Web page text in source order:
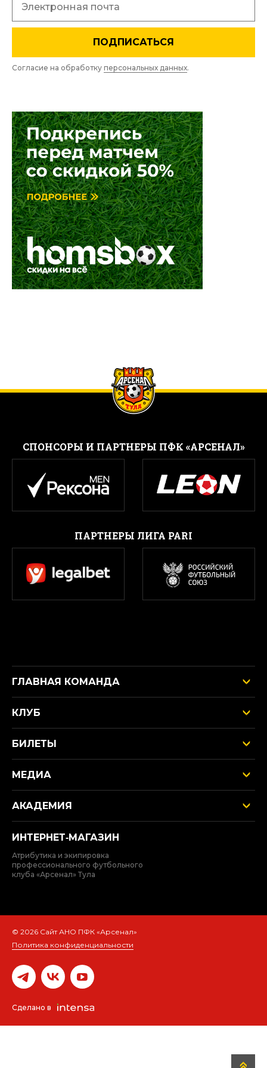
ПОДПИСАТЬСЯ
Согласие на обработку персональных данных.
CПОНСОРЫ И ПАРТНЕРЫ ПФК «АРСЕНАЛ»
ПАРТНЕРЫ ЛИГА PARI
ГЛАВНАЯ КОМАНДА
КЛУБ
БИЛЕТЫ
МЕДИА
АКАДЕМИЯ
ИНТЕРНЕТ‑МАГАЗИН
Атрибутика и экипировка
профессионального футбольного
клуба «Арсенал» Тула
© 2026 Сайт АНО ПФК «Арсенал»
Политика конфиденциальности
Сделано в